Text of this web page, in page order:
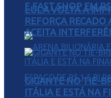
E FAST SHOP EM
LULA VOLTA À
REFORÇA
ACEITA
GIGANTE NO TIE-
ITÁLIA E ESTÁ NA